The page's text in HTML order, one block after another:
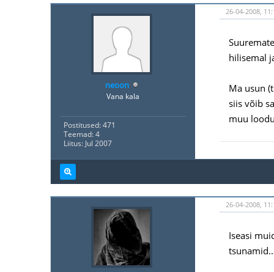
neoon
Vana kala
Postitused: 471
Teemad: 4
Liitus: Jul 2007
26-04-2008,
hilisemal
Ma usun
siis võib
muu
26-04-2008,
Iseasi